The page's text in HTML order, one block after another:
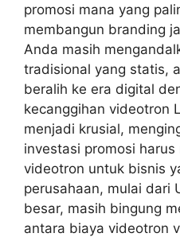
promosi mana yang
membangun branding
Anda masih
tradisional yang statis,
beralih ke era digital
kecanggihan videotron
menjadi krusial,
investasi promosi harus
videotron untuk bisnis
perusahaan, mulai dari
besar, masih bingung
antara biaya videotron